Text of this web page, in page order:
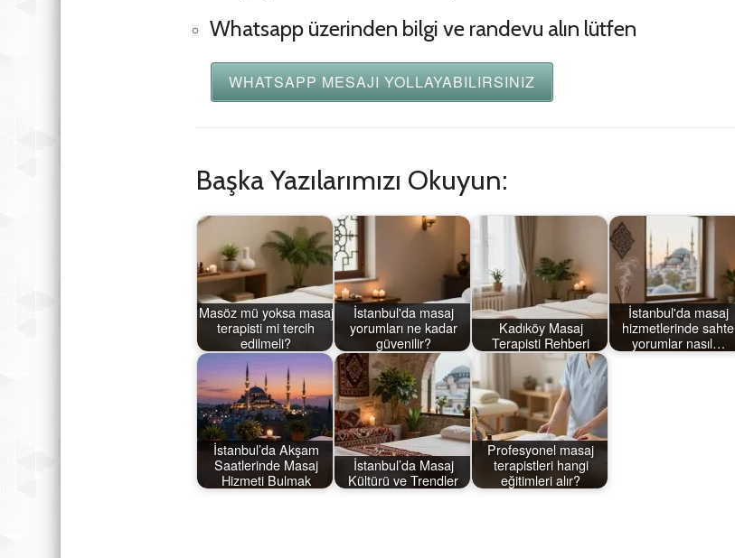
Whatsapp üzerinden bilgi ve randevu alın lütfen
WHATSAPP MESAJI YOLLAYABILIRSINIZ
Başka Yazılarımızı Okuyun:
Masöz mü yoksa masaj
terapisti mi tercih
edilmeli?
İstanbul'da masaj
yorumları ne kadar
güvenilir?
Kadıköy Masaj
Terapisti Rehberi
İstanbul'da masaj
hizmetlerinde sahte
yorumlar nasıl…
İstanbul’da Akşam
Saatlerinde Masaj
Hizmeti Bulmak
İstanbul’da Masaj
Kültürü ve Trendler
Profesyonel masaj
terapistleri hangi
eğitimleri alır?